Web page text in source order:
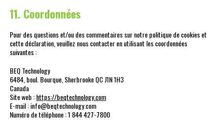
11. Coordonnées
Pour des questions et/ou des commentaires sur notre politique de cookies et
cette déclaration, veuillez nous contacter en utilisant les coordonnées
suivantes :
BEQ Technology
6484, boul. Bourque, Sherbrooke QC J1N 1H3
Canada
Site web :https://beqtechnology.com
E-mail :info@beqtechnology.com
Numéro de téléphone : 1 844 427-7800